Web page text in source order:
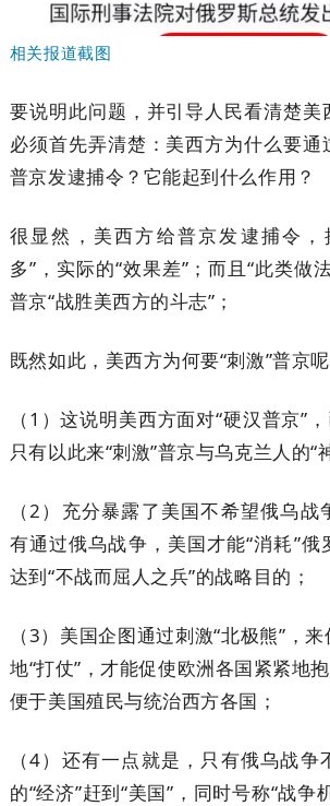
相关报道截图
要说明此问题，并引导人民看清楚美
必须首先弄清楚：美西方为什么要通
普京发逮捕令？它能起到什么作用？
很显然，美西方给普京发逮捕令，
多”，实际的“效果差”；而且“此类做
普京“战胜美西方的斗志”；
既然如此，美西方为何要“刺激”普京
（1）这说明美西方面对“硬汉普京”
只有以此来“刺激”普京与乌克兰人的“
（2）充分暴露了美国不希望俄乌战
有通过俄乌战争，美国才能“消耗”俄
达到“不战而屈人之兵”的战略目的；
（3）美国企图通过刺激“北极熊”，
地“打仗”，才能促使欧洲各国紧紧地抱
便于美国殖民与统治西方各国；
（4）还有一点就是，只有俄乌战争
的“经济”赶到“美国”，同时号称“战争